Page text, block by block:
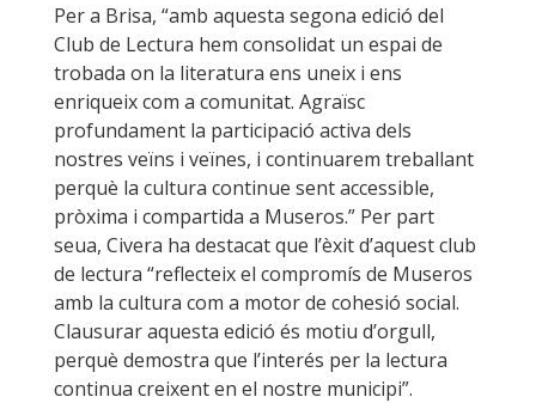
Per a Brisa, “amb aquesta segona edició del
Club de Lectura hem consolidat un espai de
trobada on la literatura ens uneix i ens
enriqueix com a comunitat. Agraïsc
profundament la participació activa dels
nostres veïns i veïnes, i continuarem treballant
perquè la cultura continue sent accessible,
pròxima i compartida a Museros.” Per part
seua, Civera ha destacat que l’èxit d’aquest club
de lectura “reflecteix el compromís de Museros
amb la cultura com a motor de cohesió social.
Clausurar aquesta edició és motiu d’orgull,
perquè demostra que l’interés per la lectura
continua creixent en el nostre municipi”.